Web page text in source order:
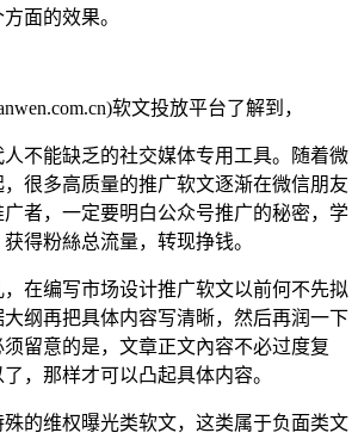
面的效果。
软文投放平台了解到，
不能缺乏的社交媒体专用工具。随着微
很多高质量的推广软文逐渐在微信朋友
者，一定要明白公众号推广的秘密，学
得粉絲总流量，转现挣钱。
在编写市场设计推广软文以前何不先拟
纲再把具体内容写清晰，然后再润一下
留意的是，文章正文內容不必过度复
，那样才可以凸起具体内容。
的维权曝光类软文，这类属于负面类文